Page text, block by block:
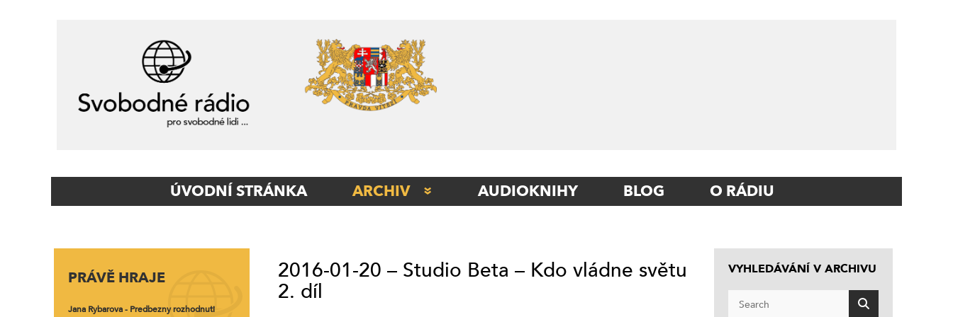
Navigation
ÚVODNÍ STRÁNKA ARCHIV
STUDIO ITÁLIE
AUDIOKNIHY BLOG O RÁDIU
PRÁVĚ HRAJE
Jana Rybarova - Predbezny rozhodnuti
2016-01-20 – Studio Beta – Kdo vládne světu
2. díl
VYHLEDÁVÁNÍ V ARCHIVU